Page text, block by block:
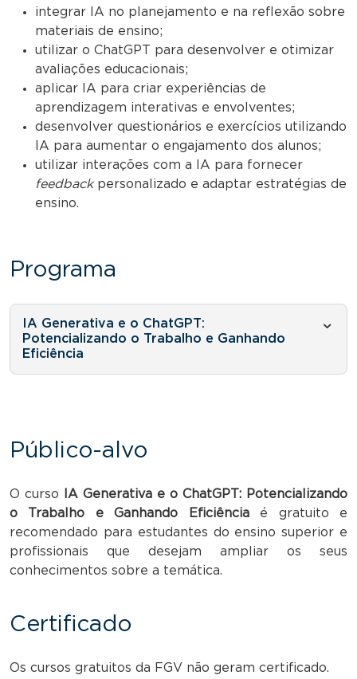
integrar IA no planejamento e na reflexão sobre
materiais de ensino;
utilizar o ChatGPT para desenvolver e otimizar
avaliações educacionais;
aplicar IA para criar experiências de
aprendizagem interativas e envolventes;
desenvolver questionários e exercícios utilizando
IA para aumentar o engajamento dos alunos;
utilizar interações com a IA para fornecer
feedbackpersonalizado e adaptar estratégias de
ensino.
Programa
IA Generativa e o ChatGPT:
Potencializando o Trabalho e Ganhando
Eficiência
Público-alvo
O curso
IA Generativa e o ChatGPT: Potencializando
o Trabalho e Ganhando Eficiênciaé gratuito e
recomendado para estudantes do ensino superior e
profissionais que desejam ampliar os seus
conhecimentos sobre a temática.
Certificado
Os cursos gratuitos da FGV não geram certificado.